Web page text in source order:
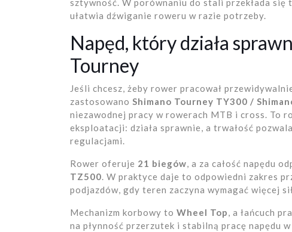
sztywność. W porównaniu do stali przekłada
ułatwia dźwiganie roweru w razie potrzeby.
Napęd, który działa
Tourney
Jeśli chcesz, żeby rower pracował
zastosowano Shimano Tourney TY300 /
niezawodnej pracy w rowerach MTB i cross. To
eksploatacji: działa sprawnie, a trwałość
regulacjami.
Rower oferuje 21 biegów, a za całość napędu
TZ500. W praktyce daje to odpowiedni zakres
podjazdów, gdy teren zaczyna wymagać więcej
Mechanizm korbowy to Wheel Top, a łańcuch
na płynność przerzutek i stabilną pracę napędu